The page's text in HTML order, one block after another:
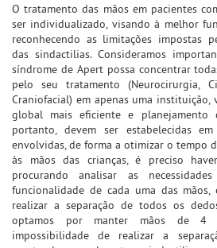
O tratamento das mãos em pacientes
ser individualizado, visando à melhor
reconhecendo as limitações impostas
das sindactilias. Consideramos
síndrome de Apert possa concentrar
pelo seu tratamento (Neurocirurgia,
Craniofacial) em apenas uma instituição,
global mais eficiente e planejamento
portanto, devem ser estabelecidas
envolvidas, de forma a otimizar o tempo
às mãos das crianças, é preciso
procurando analisar as
funcionalidade de cada uma das
realizar a separação de todos os
optamos por manter mãos de 4
impossibilidade de realizar a